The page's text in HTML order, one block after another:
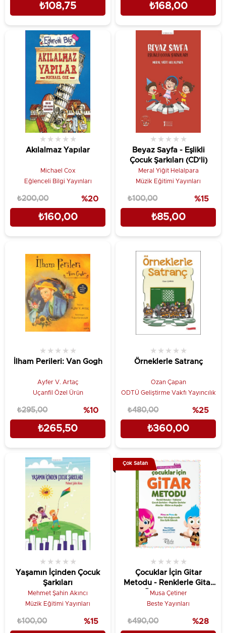
₺108,75 ₺168,00
Akılalmaz Yapılar
★ ★ ★ ★ ★
Michael Cox
Eğlenceli Bilgi Yayınları
₺160,00
₺200,00 %20
Beyaz Sayfa - Eşlikli
Çocuk Şarkıları (CD'li)
★ ★ ★ ★ ★
Meral Yiğit Helalpara
Müzik Eğitimi Yayınları
₺85,00
₺100,00 %15
İlham Perileri: Van Gogh
★ ★ ★ ★ ★
Ayfer V. Artaç
Uçanfil Özel Ürün
₺265,50
₺295,00 %10
Örneklerle Satranç
★ ★ ★ ★ ★
Ozan Çapan
ODTÜ Geliştirme Vakfı Yayıncılık
₺360,00
₺480,00 %25
Yaşamın İçinden Çocuk
Şarkıları
★ ★ ★ ★ ★
Mehmet Şahin Akıncı
Müzik Eğitimi Yayınları
₺100,00 %15
Çocuklar İçin Gitar
Metodu - Renklerle Gitar
Öğreniyorum
★ ★ ★ ★ ★
Musa Çetiner
Beste Yayınları
₺490,00 %28
Çok Satan